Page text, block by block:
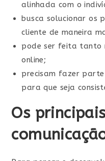
alinhada com o
busca solucionar os
cliente de maneira
pode ser feita tanto
online;
precisam fazer
para que seja
Os